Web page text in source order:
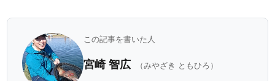
この記事を書いた人
宮崎 智広 （みやざき ともひろ）